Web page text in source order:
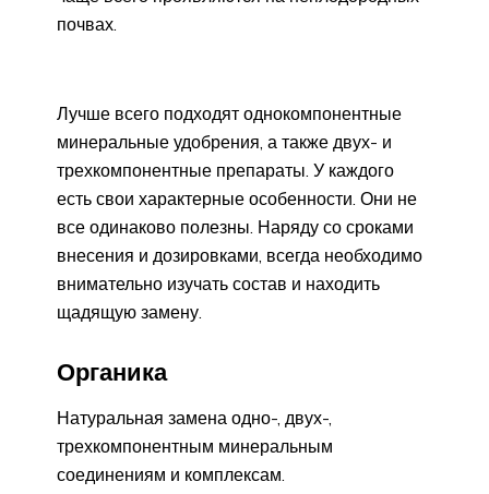
почвах.
Лучше всего подходят однокомпонентные
минеральные удобрения, а также двух- и
трехкомпонентные препараты. У каждого
есть свои характерные особенности. Они не
все одинаково полезны. Наряду со сроками
внесения и дозировками, всегда необходимо
внимательно изучать состав и находить
щадящую замену.
Органика
Натуральная замена одно-, двух-,
трехкомпонентным минеральным
соединениям и комплексам.